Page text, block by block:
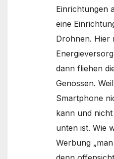
Einrichtungen
eine
Drohnen. Hier
dann fliehen
Genossen.
Smartphone
kann und
unten ist. Wie
Werbung